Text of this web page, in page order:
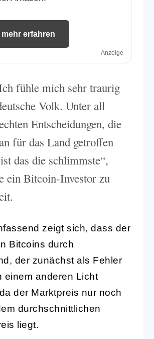
erfahren
Anzeige
fühle mich sehr traurig
Volk. Unter all
Entscheidungen, die
für das Land getroffen
das die schlimmste“,
ein Bitcoin-Investor zu
zeigt sich, dass der
Bitcoins durch
der zunächst als Fehler
einem anderen Licht
der Marktpreis nur noch
durchschnittlichen
liegt.